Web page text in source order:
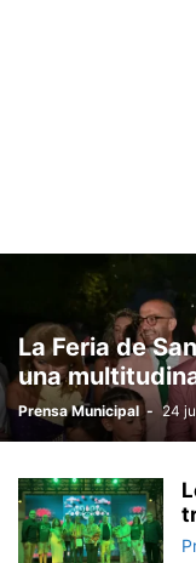
La Feria de
una
Prensa Municipal - 24